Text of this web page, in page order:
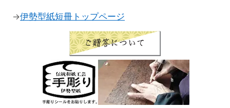
→伊勢型紙短冊トップページ